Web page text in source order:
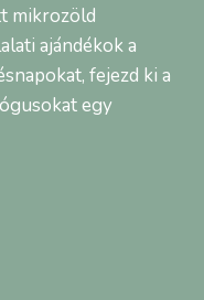
mikrozöld
ajándékok a
fejezd ki a
egy